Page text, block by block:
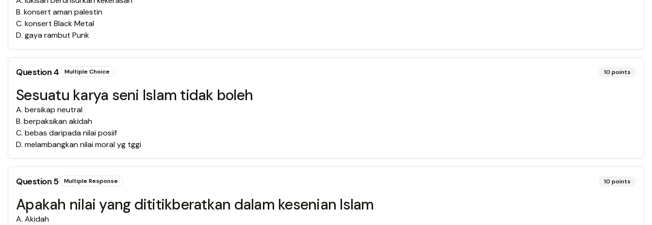
B. konsert aman palestin
C. konsert Black Metal
D. gaya rambut Punk
Question4 Multiple Choice 10 points
Sesuatu karya seni Islam tidak boleh
A. bersikap neutral
B. berpaksikan akidah
C. bebas daripada nilai posiif
D. melambangkan nilai moral yg tggi
Question5 Multiple Response 10 points
Apakah nilai yang dititikberatkan dalam kesenian Islam
A. Akidah